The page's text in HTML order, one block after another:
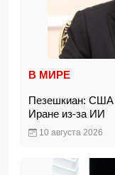
В МИРЕ
Пезешкиан: США
Иране из-за ИИ
10 августа 2026